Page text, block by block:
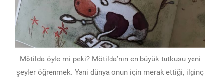
Mötilda öyle mi peki? Mötilda’nın en büyük tutkusu yeni
şeyler öğrenmek. Yani dünya onun için merak ettiği, ilginç